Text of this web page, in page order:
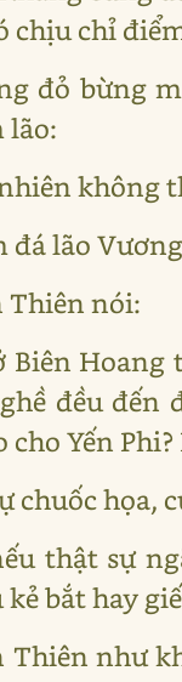
chịu chỉ
đỏ bừng
lão:
không
đá lão
Thiên nói:
Biên
đều đến
Yến
chuốc họa,
thật sự
kẻ bắt hay
Thiên như